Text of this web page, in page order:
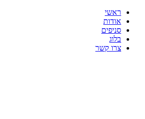
ראשי
אודות
סניפים
בלוג
צרו קשר